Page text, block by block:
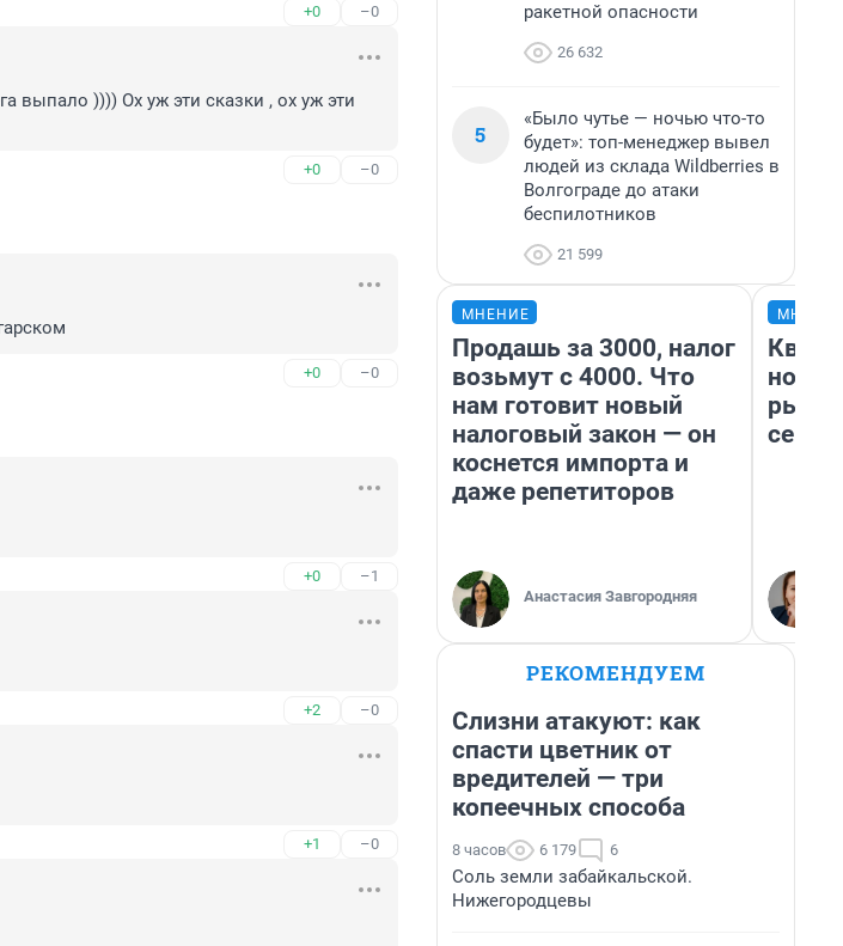
+0 –0
выпало )))) Ох уж эти сказки , ох уж эти
+0 –0
+0 –0
+0 –1
+2 –0
+1 –0
ракетной опасности
26 632
5
«Было чутье — ночью что-то
будет»: топ-менеджер вывел
людей из склада Wildberries в
Волгограде до атаки
беспилотников
21 599
МНЕНИЕ
Продашь за 3000, налог
возьмут с 4000. Что
нам готовит новый
налоговый закон — он
коснется импорта и
даже репетиторов
Анастасия Завгородняя
но
РЕКОМЕНДУЕМ
Слизни атакуют: как
спасти цветник от
вредителей — три
копеечных способа
8 часов 6 179 6
Соль земли забайкальской.
Нижегородцевы